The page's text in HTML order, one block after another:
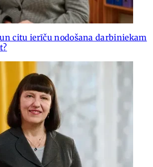
citu ierīču nodošana darbiniekam